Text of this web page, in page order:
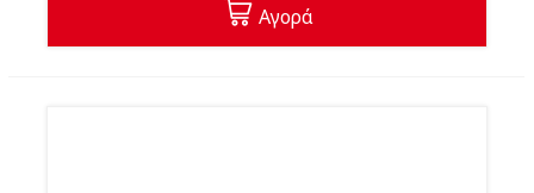
Αγορά